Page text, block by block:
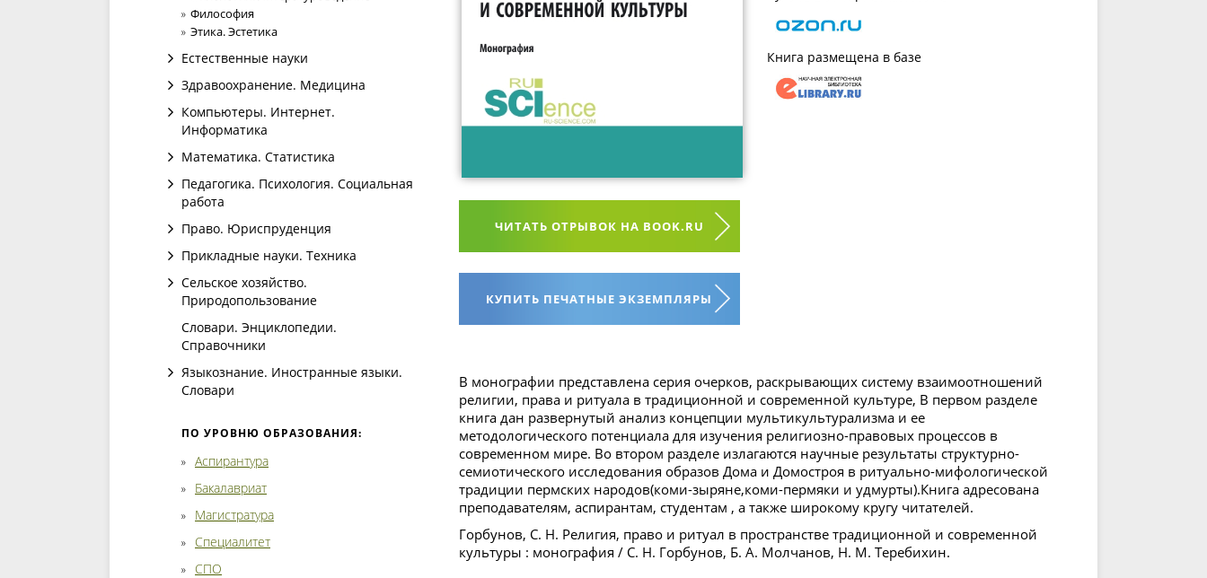
Философия
Этика. Эстетика
Естественные науки
Здравоохранение. Медицина
Компьютеры. Интернет.
Информатика
Математика. Статистика
Педагогика. Психология. Социальная
работа
Право. Юриспруденция
Прикладные науки. Техника
Сельское хозяйство.
Природопользование
Словари. Энциклопедии.
Справочники
Языкознание. Иностранные языки.
Словари
ПО УРОВНЮ ОБРАЗОВАНИЯ:
Аспирантура
Бакалавриат
Магистратура
Специалитет
СПО
ЧИТАТЬ ОТРЫВОК НА BOOK.RU
КУПИТЬ ПЕЧАТНЫЕ ЭКЗЕМПЛЯРЫ
Книга размещена в базе
В монографии представлена серия очерков, раскрывающих систему взаимоотношений
религии, права и ритуала в традиционной и современной культуре, В первом разделе
книга дан развернутый анализ концепции мультикультурализма и ее
методологического потенциала для изучения религиозно-правовых процессов в
современном мире. Во втором разделе излагаются научные результаты структурно-
семиотического исследования образов Дома и Домостроя в ритуально-мифологической
традиции пермских народов(коми-зыряне,коми-пермяки и удмурты).Книга адресована
преподавателям, аспирантам, студентам , а также широкому кругу читателей.
Горбунов, С. Н. Религия, право и ритуал в пространстве традиционной и современной
культуры : монография / С. Н. Горбунов, Б. А. Молчанов, Н. М. Теребихин.